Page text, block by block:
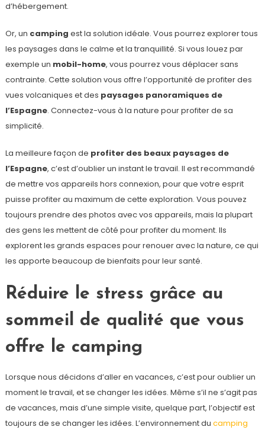
d’hébergement.
Or, un camping est la solution idéale. Vous pourrez explorer tous
les paysages dans le calme et la tranquillité. Si vous louez par
exemple un mobil-home, vous pourrez vous déplacer sans
contrainte. Cette solution vous offre l’opportunité de profiter des
vues volcaniques et des paysages panoramiques de
l’Espagne. Connectez-vous à la nature pour profiter de sa
simplicité.
La meilleure façon de profiter des beaux paysages de
l’Espagne, c’est d’oublier un instant le travail. Il est recommandé
de mettre vos appareils hors connexion, pour que votre esprit
puisse profiter au maximum de cette exploration. Vous pouvez
toujours prendre des photos avec vos appareils, mais la plupart
des gens les mettent de côté pour profiter du moment. Ils
explorent les grands espaces pour renouer avec la nature, ce qui
les apporte beaucoup de bienfaits pour leur santé.
Réduire le stress grâce au
sommeil de qualité que vous
offre le camping
Lorsque nous décidons d’aller en vacances, c’est pour oublier un
moment le travail, et se changer les idées. Même s’il ne s’agit pas
de vacances, mais d’une simple visite, quelque part, l’objectif est
toujours de se changer les idées. L’environnement du camping